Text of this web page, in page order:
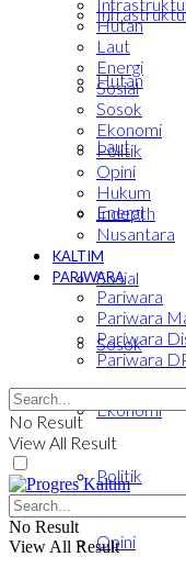
Hutan
Laut
Energi
Sosial
Sosok
Ekonomi
Politik
Opini
Hutan
Laut
Energi
Sosial
Sosok
Ekonomi
Politik
Opini
Hukum
Indepth
Nusantara
KALTIM
PARIWARA
Pariwara
Pariwara
Pariwara
Pariwara
No Result
View All Result
No Result
View All Result